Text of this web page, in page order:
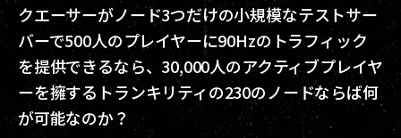
クエーサーがノード3つだけの小規模なテストサー
バーで500人のプレイヤーに90Hzのトラフィック
を提供できるなら、30,000人のアクティブプレイヤ
ーを擁するトランキリティの230のノードならば何
が可能なのか？